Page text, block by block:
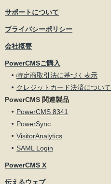
サポートについて
プライバシーポリシー
会社概要
PowerCMSご購入
特定商取引法に基づく表示
クレジットカード決済について
PowerCMS 関連製品
PowerCMS 8341
PowerSync
VisitorAnalytics
SAML Login
PowerCMS X
伝えるウェブ